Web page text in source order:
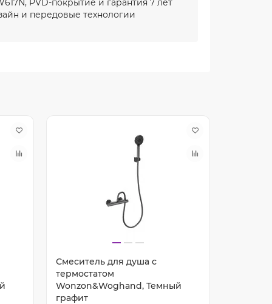
PVD-покрытие и гарантия 7 лет
и передовые технологии
Смеситель для душа с
термостатом
Wonzon&Woghand, Темный
графит